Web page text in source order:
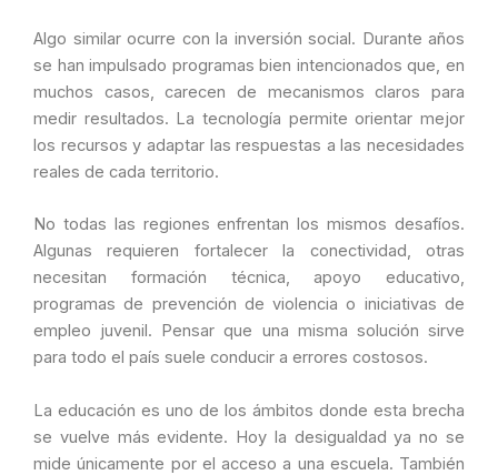
Algo similar ocurre con la inversión social. Durante años
se han impulsado programas bien intencionados que, en
muchos casos, carecen de mecanismos claros para
medir resultados. La tecnología permite orientar mejor
los recursos y adaptar las respuestas a las necesidades
reales de cada territorio.
No todas las regiones enfrentan los mismos desafíos.
Algunas requieren fortalecer la conectividad, otras
necesitan formación técnica, apoyo educativo,
programas de prevención de violencia o iniciativas de
empleo juvenil. Pensar que una misma solución sirve
para todo el país suele conducir a errores costosos.
La educación es uno de los ámbitos donde esta brecha
se vuelve más evidente. Hoy la desigualdad ya no se
mide únicamente por el acceso a una escuela. También